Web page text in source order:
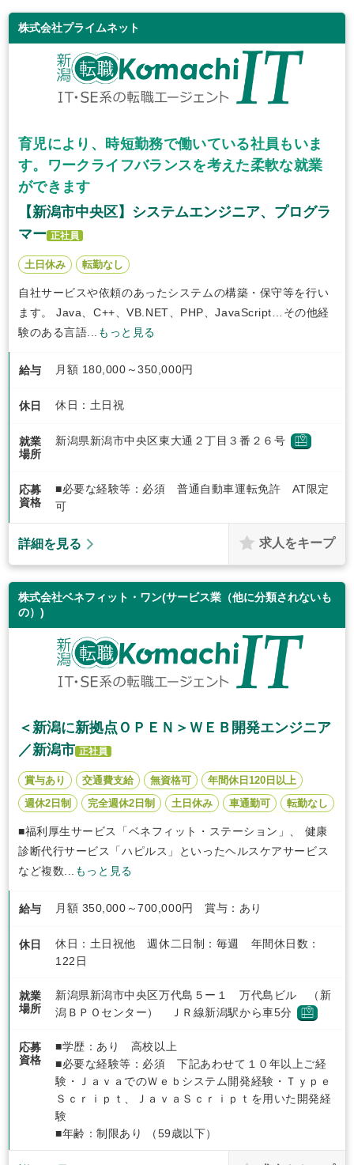
株式会社プライムネット
育児により、時短勤務で働いている社員もいま
す。ワークライフバランスを考えた柔軟な就業
ができます
【新潟市中央区】システムエンジニア、プログラ
マー 正社員
土日休み 転勤なし
自社サービスや依頼のあったシステムの構築・保守等を行い
ます。 Java、C++、VB.NET、PHP、JavaScript…その他経
験のある言語...
もっと見る
給与 月額 180,000～350,000円
休日 休日：土日祝
就業
場所
新潟県新潟市中央区東大通２丁目３番２６号
応募
資格
■必要な経験等：必須 普通自動車運転免許 AT限定
可
詳細を見る 求人をキープ
株式会社ベネフィット・ワン(サービス業（他に分類されないも
の）)
＜新潟に新拠点ＯＰＥＮ＞ＷＥＢ開発エンジニア
／新潟市 正社員
賞与あり 交通費支給 無資格可
年間休日120日以上
週休2日制
完全週休2日制 土日休み 車通勤可 転勤なし
■福利厚生サービス「ベネフィット・ステーション」、 健康
診断代行サービス「ハピルス」といったヘルスケアサービス
など複数...
もっと見る
給与 月額 350,000～700,000円 賞与：あり
休日
休日：土日祝他 週休二日制：毎週 年間休日数：
122日
就業
場所
新潟県新潟市中央区万代島５ー１ 万代島ビル （新
潟ＢＰＯセンター） ＪＲ線新潟駅から車5分
応募
資格
■学歴：あり 高校以上
■必要な経験等：必須 下記あわせて１０年以上ご経
験・ＪａｖａでのＷｅｂシステム開発経験・Ｔｙｐｅ
Ｓｃｒｉｐｔ、ＪａｖａＳｃｒｉｐｔを用いた開発経
験
■年齢：制限あり （59歳以下）